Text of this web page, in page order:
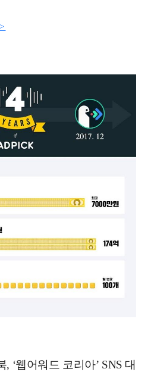
‘웹어워드 코리아’ SNS 대